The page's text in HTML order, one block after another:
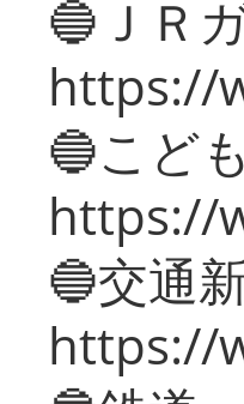
🔵ＪＲ
https://
🔵こど
https://
🔵交通
https://